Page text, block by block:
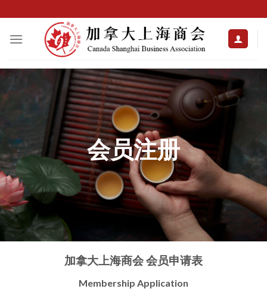
to
content
会员注册
加拿大上海商会 会员申请表
Membership Application